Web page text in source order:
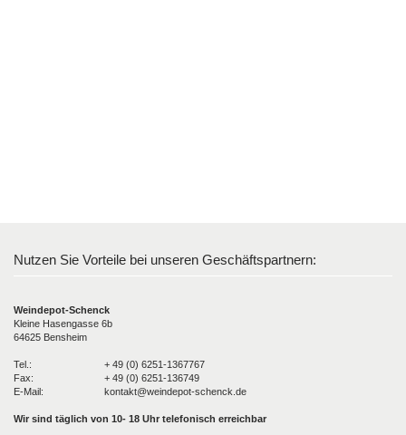
Nutzen Sie Vorteile bei unseren Geschäftspartnern:
Weindepot-Schenck
Kleine Hasengasse 6b
64625 Bensheim
Tel.:
+ 49 (0) 6251-1367767
Fax:
+ 49 (0) 6251-136749
E-Mail:
kontakt@weindepot-schenck.de
Wir sind täglich von 10- 18 Uhr telefonisch erreichbar